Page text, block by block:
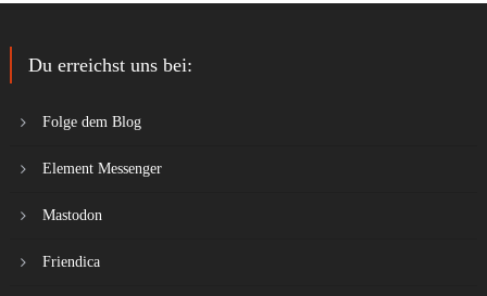
Du erreichst uns bei:
Folge dem Blog
Element Messenger
Mastodon
Friendica